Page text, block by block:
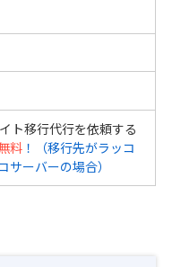
ト移行代行を依頼する
料！（移行先がラッコ
サーバーの場合）